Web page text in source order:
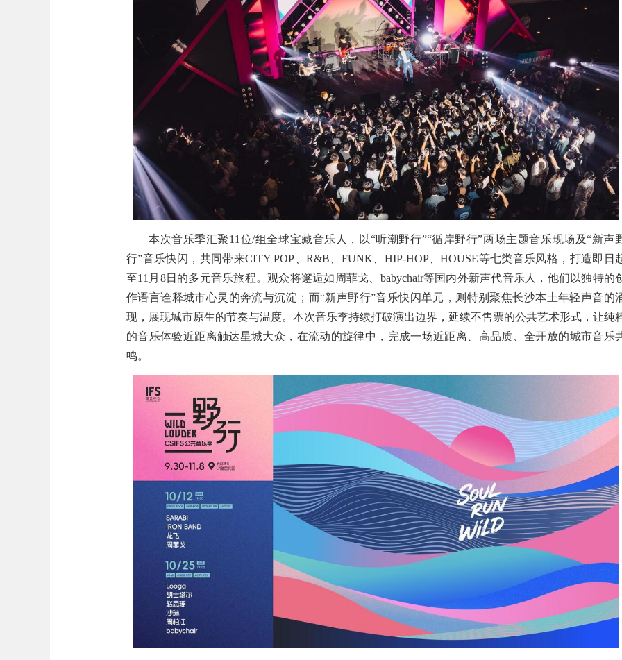
本次音乐季汇聚11位/组全球宝藏音乐人，以“听潮野行”“循岸野行”两场主题音乐现场及“新声
行”音乐快闪，共同带来CITY POP、R&B、FUNK、HIP-HOP、HOUSE等七类音乐风格，打造即日
至11月8日的多元音乐旅程。观众将邂逅如周菲戈、babychair等国内外新声代音乐人，他们以独特的
作语言诠释城市心灵的奔流与沉淀；而“新声野行”音乐快闪单元，则特别聚焦长沙本土年轻声音的
现，展现城市原生的节奏与温度。本次音乐季持续打破演出边界，延续不售票的公共艺术形式，让纯
的音乐体验近距离触达星城大众，在流动的旋律中，完成一场近距离、高品质、全开放的城市音乐
鸣。